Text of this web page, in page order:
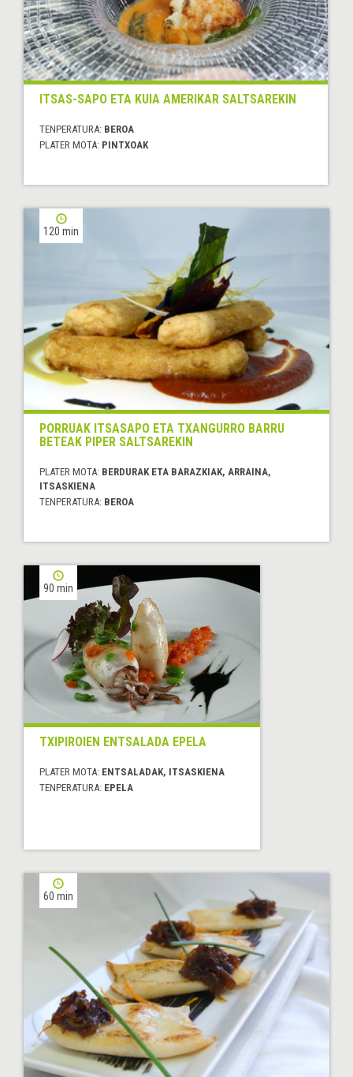
ITSAS-SAPO ETA KUIA AMERIKAR SALTSAREKIN
TENPERATURA: BEROA
PLATER MOTA: PINTXOAK
120 min
PORRUAK ITSASAPO ETA TXANGURRO BARRU
BETEAK PIPER SALTSAREKIN
PLATER MOTA: BERDURAK ETA BARAZKIAK, ARRAINA,
ITSASKIENA
TENPERATURA: BEROA
90 min
TXIPIROIEN ENTSALADA EPELA
PLATER MOTA: ENTSALADAK, ITSASKIENA
TENPERATURA: EPELA
60 min